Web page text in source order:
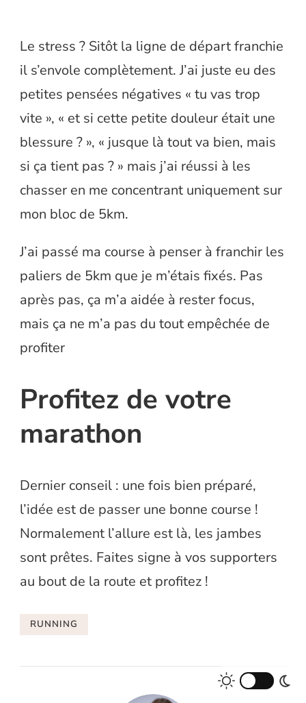
Le stress ? Sitôt la ligne de départ franchie
il s’envole complètement. J’ai juste eu des
petites pensées négatives « tu vas trop
vite », « et si cette petite douleur était une
blessure ? », « jusque là tout va bien, mais
si ça tient pas ? » mais j’ai réussi à les
chasser en me concentrant uniquement sur
mon bloc de 5km.
J’ai passé ma course à penser à franchir les
paliers de 5km que je m’étais fixés. Pas
après pas, ça m’a aidée à rester focus,
mais ça ne m’a pas du tout empêchée de
profiter
Profitez de votre
marathon
Dernier conseil : une fois bien préparé,
l’idée est de passer une bonne course !
Normalement l’allure est là, les jambes
sont prêtes. Faites signe à vos supporters
au bout de la route et profitez !
RUNNING